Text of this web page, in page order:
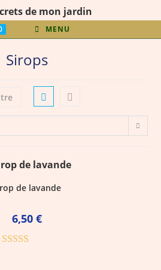
MENU
Sirops
de lavande
6,50 €